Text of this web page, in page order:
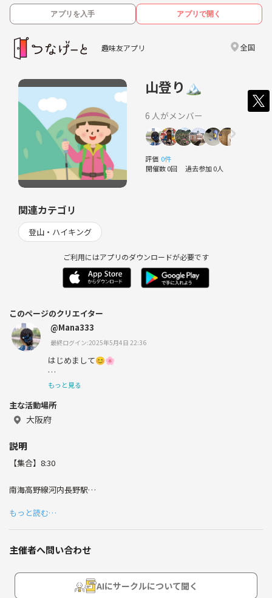
アプリを入手 アプリで開く
趣味友アプリ 全国
山登り🏔
6 人がメンバー
評価 0件
開催数 0回 過去参加 0人
関連カテゴリ
登山・ハイキング
ご利用にはアプリのダウンロードが必要です
このページのクリエイター
@Mana333
最終ログイン:2025年5月4日 22:36
はじめまして😊🌸
市内で働いてます🙋‍♀️
楽しいことが大好き❤
もっと見る
主な活動場所
大阪府
説明
【集合】8:30
南海高野線河内長野駅
【お昼、おやつ】
各自持参
【雨天中止☂️】
もっと読む…
主催者へ問い合わせ
AIにサークルについて聞く